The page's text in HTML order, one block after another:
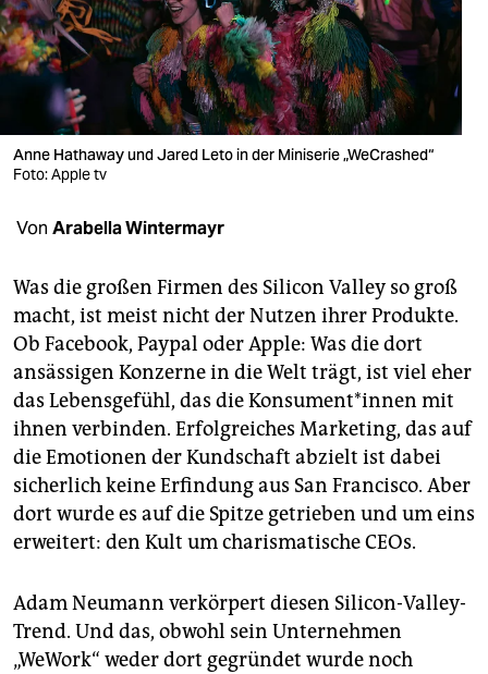
nord
wahrheit
verlag
verlag
veranstaltungen
fragen & hilfe
unterstützen
abo
genossenschaft
epaper login
Anne Hathaway und Jared Leto in der Miniserie „WeCrashed“
Foto: Apple tv
Von Arabella Wintermayr
Was die großen Firmen des Silicon Valley so groß
macht, ist meist nicht der Nutzen ihrer Produkte.
Ob Facebook, Paypal oder Apple: Was die dort
ansässigen Konzerne in die Welt trägt, ist viel eher
das Lebensgefühl, das die Kon­su­men­t*in­nen mit
ihnen verbinden. Erfolgreiches Marketing, das auf
die Emotionen der Kundschaft abzielt ist dabei
sicherlich keine Erfindung aus San Francisco. Aber
dort wurde es auf die Spitze getrieben und um eins
erweitert: den Kult um charismatische CEOs.
Adam Neumann verkörpert diesen Silicon-Valley-
Trend. Und das, obwohl sein Unternehmen
„WeWork“ weder dort gegründet wurde noch